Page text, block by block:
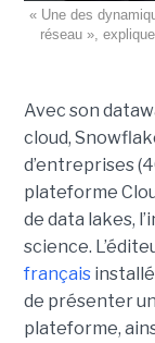
« Une des
réseau »,
Avec son
cloud,
d’entreprises
plateforme
de data lakes,
science.
français
de présenter
plateforme,